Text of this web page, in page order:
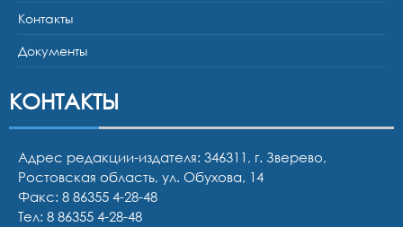
Контакты
Документы
КОНТАКТЫ
Адрес редакции-издателя: 346311, г. Зверево,
Ростовская область, ул. Обухова, 14
Факс: 8 86355 4-28-48
Тел: 8 86355 4-28-48